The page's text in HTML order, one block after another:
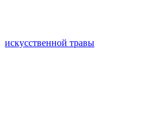
искусственной травы